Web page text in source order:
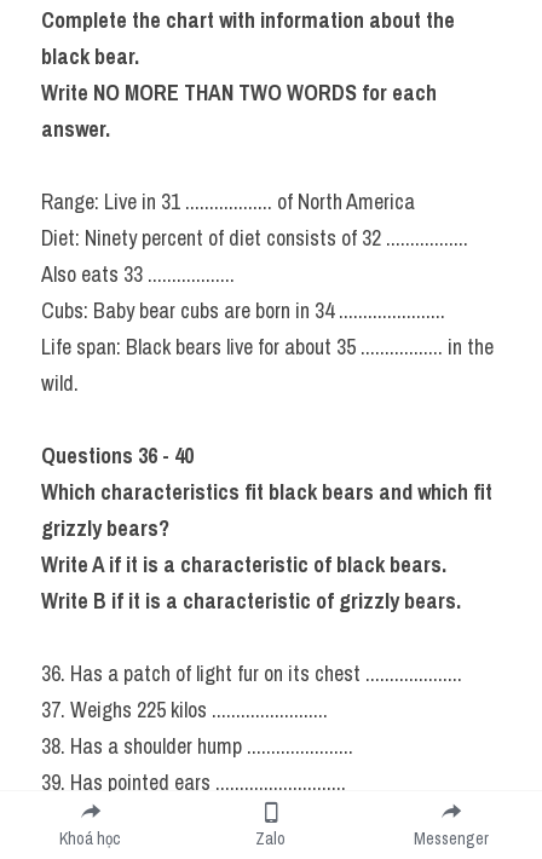
Complete the chart with information about the
black bear.
Write NO MORE THAN TWO WORDS for each
answer.
Range: Live in 31 .................. of North America
Diet: Ninety percent of diet consists of 32 .................
Also eats 33 ..................
Cubs: Baby bear cubs are born in 34 ......................
Life span: Black bears live for about 35 ................. in the
wild.
Questions 36 - 40
Which characteristics fit black bears and which fit
grizzly bears?
Write A if it is a characteristic of black bears.
Write B if it is a characteristic of grizzly bears.
36. Has a patch of light fur on its chest ....................
37. Weighs 225 kilos ........................
38. Has a shoulder hump ......................
39. Has pointed ears ...........................
40. Has shorter claws ........................
Khoá học Zalo Messenger